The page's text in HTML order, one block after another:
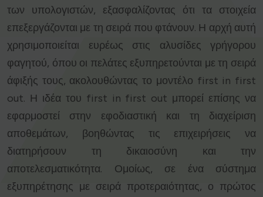
των υπολογιστών, εξασφαλίζοντας ότι τα στοιχεία
επεξεργάζονται με τη σειρά που φτάνουν. Η αρχή αυτή
χρησιμοποιείται ευρέως στις αλυσίδες γρήγορου
φαγητού, όπου οι πελάτες εξυπηρετούνται με τη σειρά
άφιξής τους, ακολουθώντας το μοντέλο first in first
out. Η ιδέα του first in first out μπορεί επίσης να
εφαρμοστεί στην εφοδιαστική και τη διαχείριση
αποθεμάτων, βοηθώντας τις επιχειρήσεις να
διατηρήσουν τη δικαιοσύνη και την
αποτελεσματικότητα. Ομοίως, σε ένα σύστημα
εξυπηρέτησης με σειρά προτεραιότητας, ο πρώτος